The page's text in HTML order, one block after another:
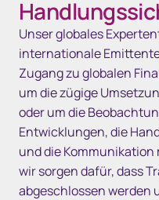
Unser globales
internationale
Zugang zu globalen
um die zügige
oder um die
Entwicklungen, die
und die
wir sorgen dafür, dass
abgeschlossen werden